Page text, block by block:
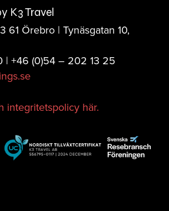
K3 Travel
61 Örebro | Tynäsgatan 10,
| +46 (0)54 – 202 13 25
integritetspolicy här.